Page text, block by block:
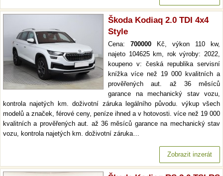
Škoda Kodiaq 2.0 TDI 4x4
Style
Cena: 700000 Kč, výkon 110 kw,
najeto 104625 km, rok výroby: 2022,
koupeno v: česká republika servisní
knížka více než 19 000 kvalitních a
prověřených aut. až 36 měsíců
garance na mechanický stav vozu,
kontrola najetých km. doživotní záruka legálního původu. výkup všech
modelů a značek, férové ceny, peníze ihned a v hotovosti. více než 19 000
kvalitních a prověřených aut. až 36 měsíců garance na mechanický stav
vozu, kontrola najetých km. doživotní záruka…
Zobrazit inzerát